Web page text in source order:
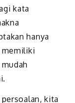
kata
hanya
memiliki
kita